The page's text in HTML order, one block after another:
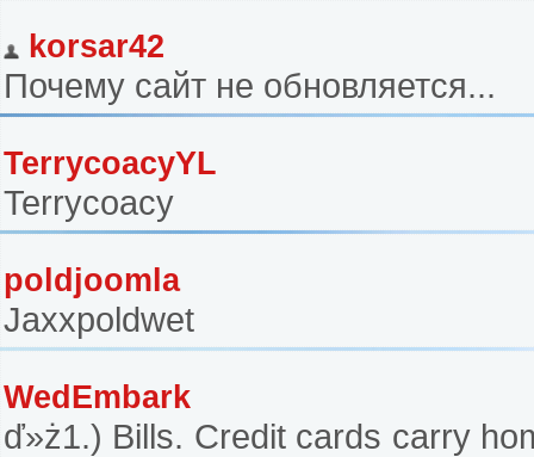
korsar42
Почему сайт не обновляется...
TerrycoacyYL
Terrycoacy
poldjoomla
Jaxxpoldwet
WedEmbark
ď»ż1.) Bills. Credit cards carry